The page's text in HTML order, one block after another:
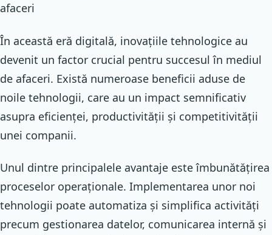
afaceri
În această eră digitală, inovațiile tehnologice au
devenit un factor crucial pentru succesul în mediul
de afaceri. Există numeroase beneficii aduse de
noile tehnologii, care au un impact semnificativ
asupra eficienței, productivității și competitivității
unei companii.
Unul dintre principalele avantaje este îmbunătățirea
proceselor operaționale. Implementarea unor noi
tehnologii poate automatiza și simplifica activități
precum gestionarea datelor, comunicarea internă și